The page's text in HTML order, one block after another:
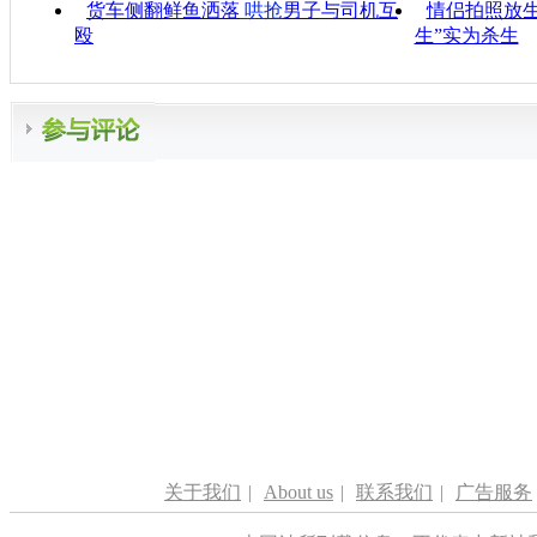
货车侧翻鲜鱼洒落 哄抢男子与司机互
殴
情侣拍照放
生”实为杀生
关于我们 | About us | 联系我们 | 广告服务